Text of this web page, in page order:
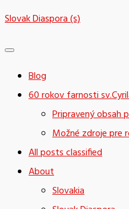
Skip
content
Slovak Diaspora (s)
Blog
60 rokov farnosti
Pripravený obsah
Možné zdroje pre
All posts classified
About
Slovakia